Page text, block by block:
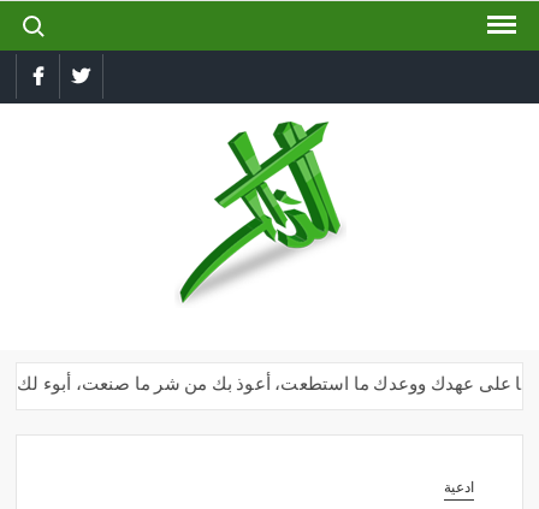
Skip
for:
Twitter
وأنا على عهدك ووعدك ما استطعت، أعوذ بك من شر ما صنعت، أبوء لك
ادعية